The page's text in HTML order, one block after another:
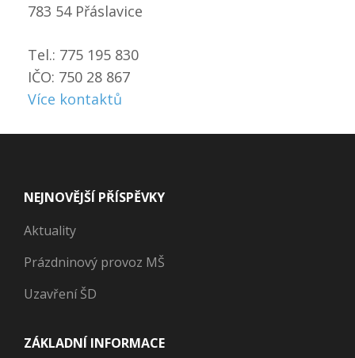
783 54 Přáslavice
Tel.: 775 195 830
IČO: 750 28 867
Více kontaktů
NEJNOVĚJŠÍ PŘÍSPĚVKY
Aktuality
Prázdninový provoz MŠ
Uzavření ŠD
ZÁKLADNÍ INFORMACE